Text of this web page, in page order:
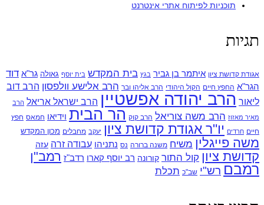
תוכניות לפיתוח אתרי אינטרנט
תגיות
אגודת קדושת ציון איתמר בן גביר בגץ בית המקדש בית יוסף גאולה גר"א דוד
הגר"א החפץ חיים הקול היהודי הרב אליהו ובר הרב אלישע וולפסון הרב דוב
ליאור הרב יהודה אפשטיין הרב ישראל אריאל הרב
מאיר מאזוז הרב משה צוריאל הרב קוק הר הבית וידיאו חמאס חפץ
חיים חרדים יו"ר אגודת קדושת ציון יעקב מחבלים מכון המקדש
משה פייגלין משיח משנה ברורה נס נתניהו עבודה זרה עזה
קדושת ציון קול התור קורונה רב יוסף קארו רדב"ז רמב"ן
רמבם רש"י שב"כ תכלת